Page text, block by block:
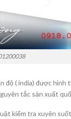
( india) được hình
tắc sản xuất
kiểm tra xuyên